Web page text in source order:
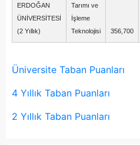
ERDOĞAN
ÜNİVERSİTESİ
(2 Yıllık)
Tarımı ve
İşleme
Teknolojisi
356,700
Üniversite Taban Puanları
4 Yıllık Taban Puanları
2 Yıllık Taban Puanları